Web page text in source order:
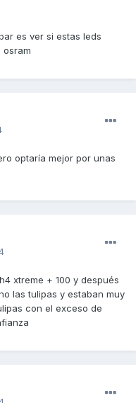
es ver si estas leds
osram
optaría mejor por unas
xtreme + 100 y después
las tulipas y estaban muy
con el exceso de